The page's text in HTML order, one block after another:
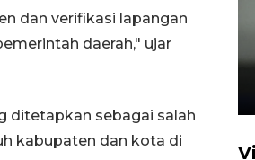
dan verifikasi lapangan
daerah," ujar
ditetapkan sebagai salah
kabupaten dan kota di
Kalimantan Barat